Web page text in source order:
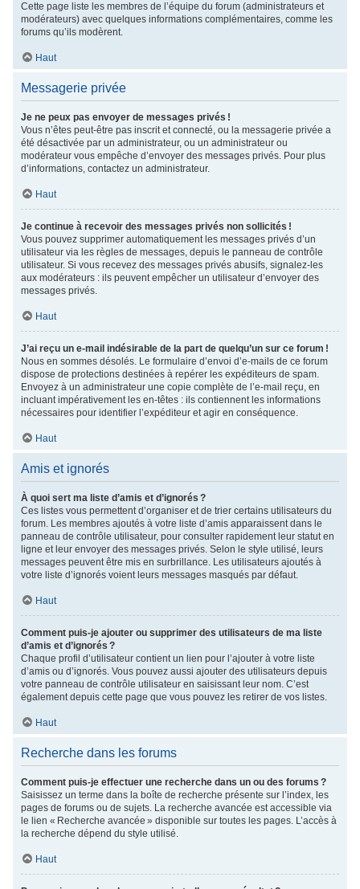
Cette page liste les membres de l’équipe du forum (administrateurs et
modérateurs) avec quelques informations complémentaires, comme les
forums qu’ils modèrent.
Haut
Messagerie privée
Je ne peux pas envoyer de messages privés !
Vous n’êtes peut-être pas inscrit et connecté, ou la messagerie privée a
été désactivée par un administrateur, ou un administrateur ou
modérateur vous empêche d’envoyer des messages privés. Pour plus
d’informations, contactez un administrateur.
Haut
Je continue à recevoir des messages privés non sollicités !
Vous pouvez supprimer automatiquement les messages privés d’un
utilisateur via les règles de messages, depuis le panneau de contrôle
utilisateur. Si vous recevez des messages privés abusifs, signalez-les
aux modérateurs : ils peuvent empêcher un utilisateur d’envoyer des
messages privés.
Haut
J’ai reçu un e-mail indésirable de la part de quelqu’un sur ce forum !
Nous en sommes désolés. Le formulaire d’envoi d’e-mails de ce forum
dispose de protections destinées à repérer les expéditeurs de spam.
Envoyez à un administrateur une copie complète de l’e-mail reçu, en
incluant impérativement les en-têtes : ils contiennent les informations
nécessaires pour identifier l’expéditeur et agir en conséquence.
Haut
Amis et ignorés
À quoi sert ma liste d’amis et d’ignorés ?
Ces listes vous permettent d’organiser et de trier certains utilisateurs du
forum. Les membres ajoutés à votre liste d’amis apparaissent dans le
panneau de contrôle utilisateur, pour consulter rapidement leur statut en
ligne et leur envoyer des messages privés. Selon le style utilisé, leurs
messages peuvent être mis en surbrillance. Les utilisateurs ajoutés à
votre liste d’ignorés voient leurs messages masqués par défaut.
Haut
Comment puis-je ajouter ou supprimer des utilisateurs de ma liste
d’amis et d’ignorés ?
Chaque profil d’utilisateur contient un lien pour l’ajouter à votre liste
d’amis ou d’ignorés. Vous pouvez aussi ajouter des utilisateurs depuis
votre panneau de contrôle utilisateur en saisissant leur nom. C’est
également depuis cette page que vous pouvez les retirer de vos listes.
Haut
Recherche dans les forums
Comment puis-je effectuer une recherche dans un ou des forums ?
Saisissez un terme dans la boîte de recherche présente sur l’index, les
pages de forums ou de sujets. La recherche avancée est accessible via
le lien « Recherche avancée » disponible sur toutes les pages. L’accès à
la recherche dépend du style utilisé.
Haut